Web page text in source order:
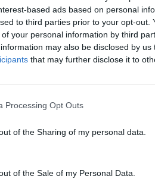
based ads based on personal
to third parties prior to your opt-out.
your personal information by third
may also be disclosed by
that may further disclose it to
Processing Opt Outs
of the Sharing of my personal data.
of the Sale of my Personal Data.
белиот Ситроен со кој
трага. Возачот,
неколку пати превезувал
успеаја да ги
лажни - „Евгениј